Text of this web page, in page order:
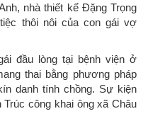
nhà thiết kế Đặng Trọng
thôi nôi của con gái vợ
đầu lòng tại bệnh viện ở
thai bằng phương pháp
danh tính chồng. Sự kiện
Trúc công khai ông xã Châu